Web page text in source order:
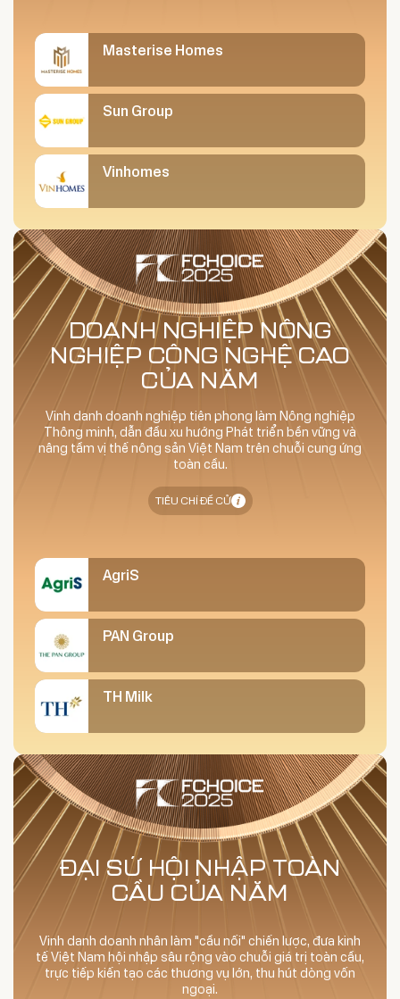
Masterise Homes
Sun Group
Vinhomes
DOANH NGHIỆP NÔNG
NGHIỆP CÔNG NGHỆ CAO
CỦA NĂM
Vinh danh doanh nghiệp tiên phong làm Nông nghiệp
Thông minh, dẫn đầu xu hướng Phát triển bền vững và
nâng tầm vị thế nông sản Việt Nam trên chuỗi cung ứng
toàn cầu.
TIÊU CHÍ ĐỀ CỬ
AgriS
PAN Group
TH Milk
ĐẠI SỨ HỘI NHẬP TOÀN
CẦU CỦA NĂM
Vinh danh doanh nhân làm "cầu nối" chiến lược, đưa kinh
tế Việt Nam hội nhập sâu rộng vào chuỗi giá trị toàn cầu,
trực tiếp kiến tạo các thương vụ lớn, thu hút dòng vốn
ngoại.